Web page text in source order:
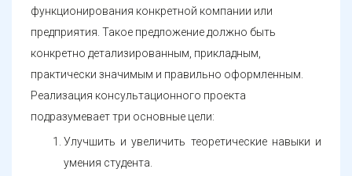
функционирования конкретной компании или
предприятия. Такое предложение должно быть
конкретно детализированным, прикладным,
практически значимым и правильно оформленным.
Реализация консультационного проекта
подразумевает три основные цели:
Улучшить и увеличить теоретические навыки и
умения студента.